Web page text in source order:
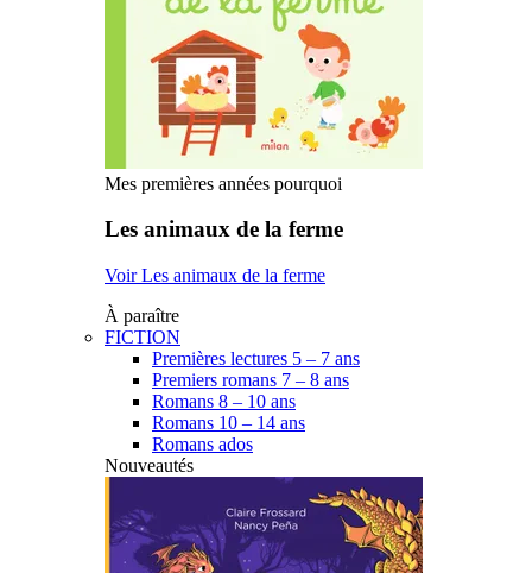
Mes premières années pourquoi
Les animaux de la ferme
Voir Les animaux de la ferme
À paraître
FICTION
Premières lectures 5 – 7 ans
Premiers romans 7 – 8 ans
Romans 8 – 10 ans
Romans 10 – 14 ans
Romans ados
Nouveautés